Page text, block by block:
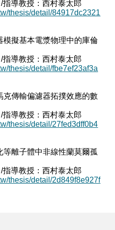
指導教授：西村泰太郎
thesis/detail/84917dc2321
模擬基本電漿物理中的庫倫
指導教授：西村泰太郎
thesis/detail/fbe7ef23af3a
傳輸偏濾器拓撲效應的數
指導教授：西村泰太郎
thesis/detail/27fed3dff0b4
離子體中非線性蘭莫爾孤
指導教授：西村泰太郎
thesis/detail/2d849f8e927f